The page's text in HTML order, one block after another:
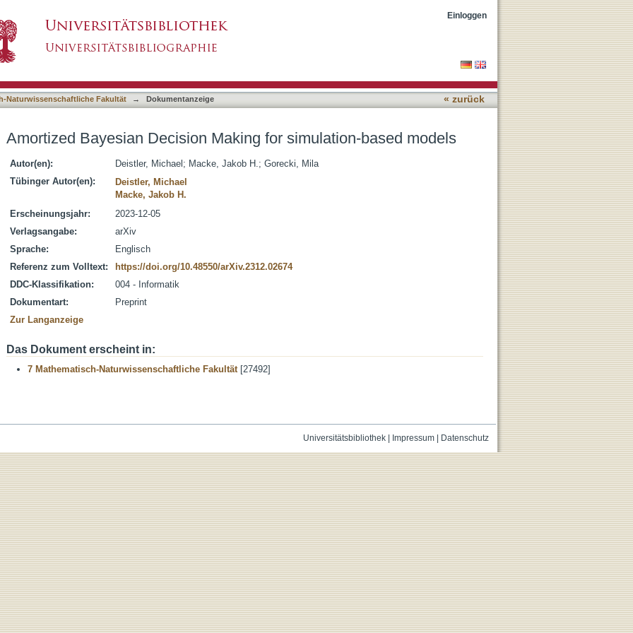
Einloggen
Naturwissenschaftliche Fakultät → Dokumentanzeige « zurück
Amortized Bayesian Decision Making for simulation-based models
Autor(en): Deistler, Michael ; Macke, Jakob H.; Gorecki, Mila
Tübinger Autor(en):
Deistler, Michael
Macke, Jakob H.
Erscheinungsjahr:
2023-12-05
Verlagsangabe:
arXiv
Sprache:
Englisch
Referenz zum Volltext:
https://doi.org/10.48550/arXiv.2312.02674
DDC-Klassifikation:
004 - Informatik
Dokumentart:
Preprint
Zur Langanzeige
Das Dokument erscheint in:
7 Mathematisch-Naturwissenschaftliche Fakultät[27492]
Universitätsbibliothek| Impressum| Datenschutz